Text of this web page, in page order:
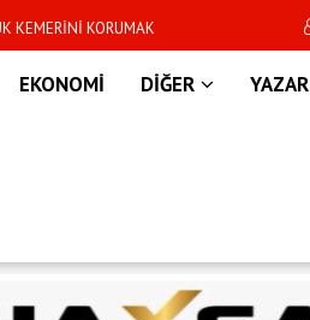
KEMERİNİ KORUMAK Dünya Kupası
EKONOMİ DİĞER